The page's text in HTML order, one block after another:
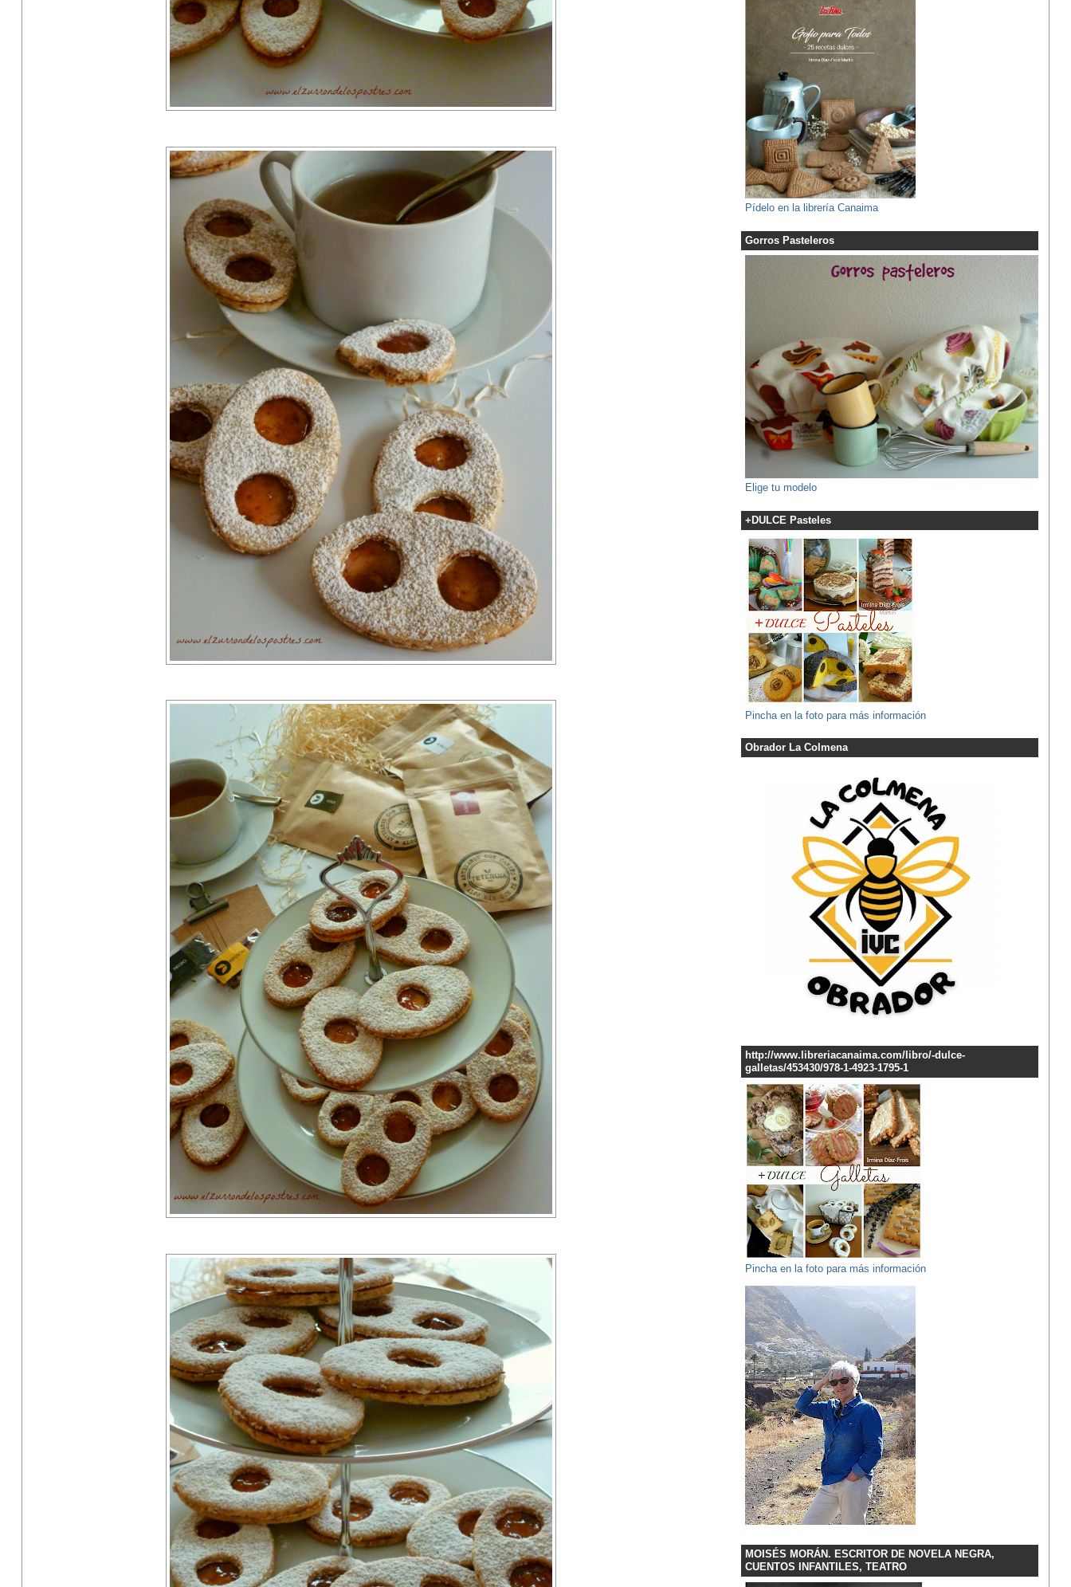
Pídelo en la librería Canaima
Gorros Pasteleros
Elige tu modelo
+DULCE Pasteles
Pincha en la foto para más información
Obrador La Colmena
http://www.libreriacanaima.com/libro/-dulce-
galletas/453430/978-1-4923-1795-1
Pincha en la foto para más información
MOISÉS MORÁN. ESCRITOR DE NOVELA NEGRA,
CUENTOS INFANTILES, TEATRO